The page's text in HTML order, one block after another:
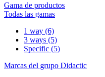
Gama de productos
Todas las gamas
1 way (6)
3 ways (5)
Specific (5)
Marcas del grupo Didactic